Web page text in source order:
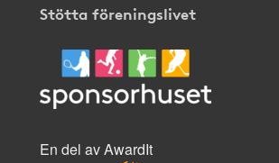
Stötta föreningslivet
En del av AwardIt